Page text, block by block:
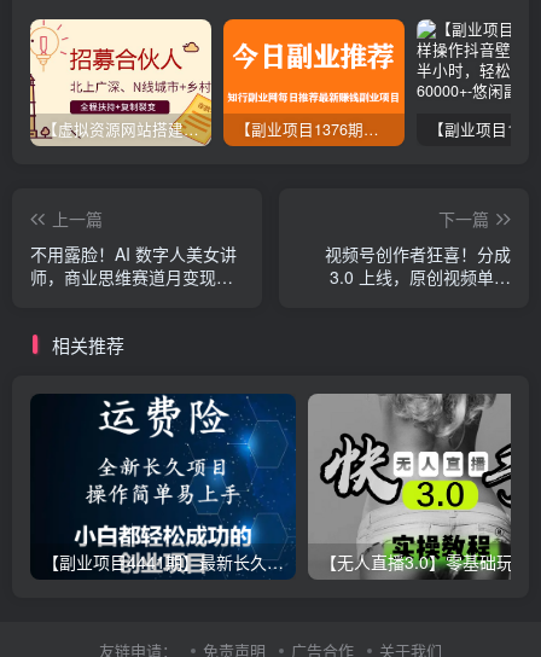
【虚拟资源网站搭建服务】加盟本站系统，做一个和本站一样的独立网站，躺赚的项目 【副业项目1376期】龟课最新闲鱼项目玩法实战教程_全新升级月收益几千到几万
上一篇
不用露脸！AI 数字人美女讲
师，商业思维赛道月变现
下一篇
视频号创作者狂喜！分成
3.0 上线，原创视频单日
相关推荐
【副业项目4441期】最新长久稳定暴利项目，运费险全新玩法，日赚1000（包含详细教程，全程指导）
友链申请： 免责声明 广告合作 关于我们